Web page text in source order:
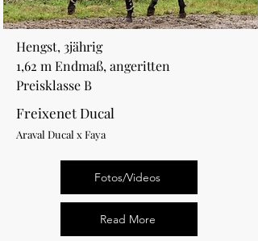
Hengst, 3jährig
1,62 m Endmaß, angeritten
Preisklasse B
Freixenet Ducal
Araval Ducal x Faya
Fotos/Videos
Read More